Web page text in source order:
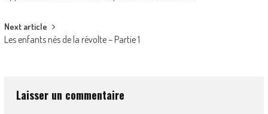
navigation
Next article
Les enfants nés de la révolte – Partie 1
Laisser un commentaire